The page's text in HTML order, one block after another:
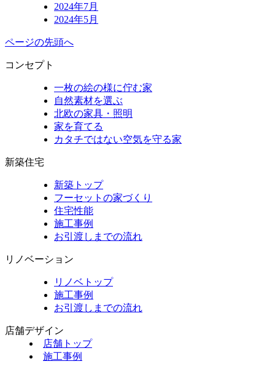
2024年7月
2024年5月
ページの先頭へ
コンセプト
一枚の絵の様に佇む家
自然素材を選ぶ
北欧の家具・照明
家を育てる
カタチではない空気を守る家
新築住宅
新築トップ
フーセットの家づくり
住宅性能
施工事例
お引渡しまでの流れ
リノベーション
リノベトップ
施工事例
お引渡しまでの流れ
店舗デザイン
店舗トップ
施工事例